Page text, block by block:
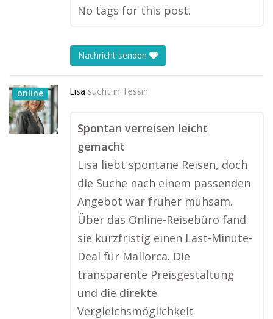
No tags for this post.
Nachricht senden
online Lisa sucht in Tessin
Spontan verreisen leicht
gemacht
Lisa liebt spontane Reisen, doch
die Suche nach einem passenden
Angebot war früher mühsam.
Über das Online-Reisebüro fand
sie kurzfristig einen Last-Minute-
Deal für Mallorca. Die
transparente Preisgestaltung
und die direkte
Vergleichsmöglichkeit